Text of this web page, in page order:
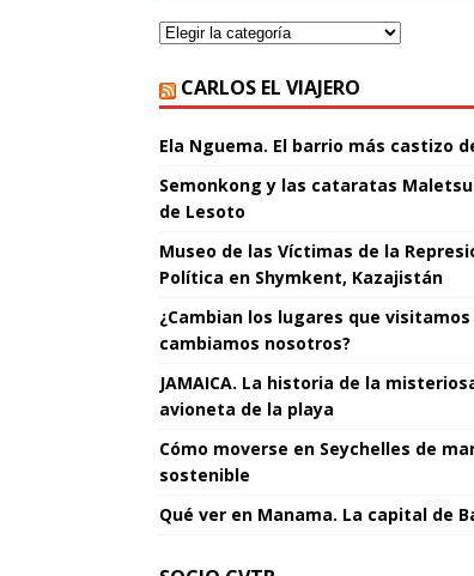
CARLOS EL VIAJERO
Ela Nguema. El barrio más castizo
Semonkong y las cataratas
de Lesoto
Museo de las Víctimas de la
Política en Shymkent, Kazajistán
¿Cambian los lugares que visitamos
cambiamos nosotros?
JAMAICA. La historia de la
avioneta de la playa
Cómo moverse en Seychelles de
sostenible
Qué ver en Manama. La capital de